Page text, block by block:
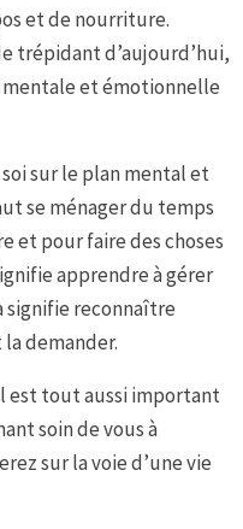
et de nourriture.
trépidant d’aujourd’hui,
et émotionnelle
sur le plan mental et
se ménager du temps
et pour faire des choses
apprendre à gérer
signifie reconnaître
la demander.
est tout aussi important
soin de vous à
sur la voie d’une vie